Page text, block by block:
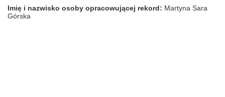
Imię i nazwisko osoby opracowującej rekord: Martyna Sara
Górska